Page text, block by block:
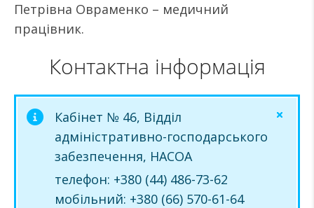
Петрівна Овраменко – медичний
працівник.
Контактна інформація
Кабінет № 46, Відділ
адміністративно-господарського
забезпечення, НАСОА
телефон: +380 (44) 486-73-62
мобільний: +380 (66) 570-61-64